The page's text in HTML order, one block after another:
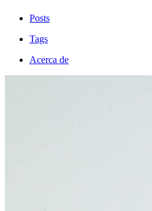
Posts
Tags
Acerca de